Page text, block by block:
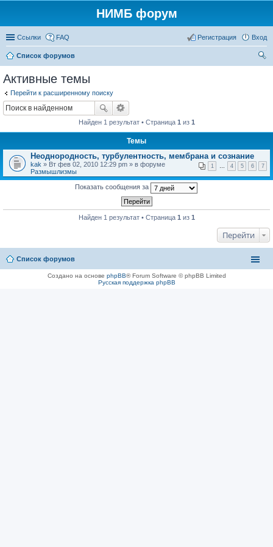
НИМБ форум
Ссылки FAQ Вход
Регистрация
Список форумов
Активные темы
Перейти к расширенному поиску
Найден 1 результат • Страница 1 из 1
Темы
Неоднородность, турбулентность, мембрана и сознание
1 4 5 6 7
kak » Вт фев 02, 2010 12:29 pm » в форуме
Размышлизмы
Показать сообщения за
Найден 1 результат • Страница 1 из 1
Перейти
Список форумов
Создано на основе phpBB® Forum Software © phpBB Limited
Русская поддержка phpBB